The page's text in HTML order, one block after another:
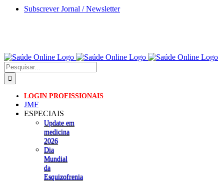
Skip
Subscrever Jornal / Newsletter
Pesquisar
LOGIN PROFISSIONAIS
JMF
ESPECIAIS
Update em
medicina
2026
Dia
Mundial
da
Esquizofrenia